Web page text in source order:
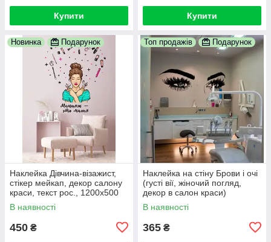
Купити Купити
Новинка Подарунок
Наклейка Дівчина-візажист,
стікер мейкап, декор салону
краси, текст рос., 1200х500
мм
В наявності
450 ₴
Топ продажів Подарунок
Наклейка на стіну Брови і очі
(густі вії, жіночий погляд,
декор в салон краси)
В наявності
365 ₴